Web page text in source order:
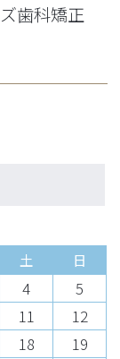
歯科矯正
土 日
4
5
11
12
18
19